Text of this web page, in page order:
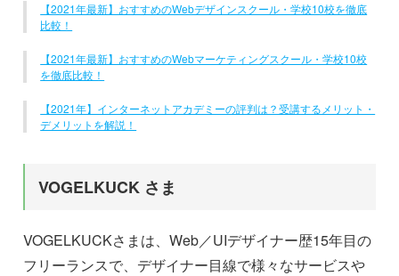
【2021年最新】おすすめのWebデザインスクール・学校10校を徹底
比較！
【2021年最新】おすすめのWebマーケティングスクール・学校10校
を徹底比較！
【2021年】インターネットアカデミーの評判は？受講するメリット・
デメリットを解説！
VOGELKUCK さま
VOGELKUCKさまは、Web／UIデザイナー歴15年目の
フリーランスで、デザイナー目線で様々なサービスや